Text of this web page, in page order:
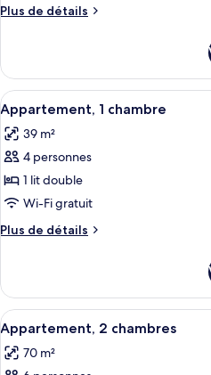
chambre :
Plus de détails
Plus
le
type
de
chambre
Studio
Afficher
toutes
les
photos
pour
ce
type
de
Appartement,
chambre
5
Appartement, 1 chambre
39 m²
4 personnes
1 lit double
Wi-Fi gratuit
Plus de détails
Plus
le
type
de
chambre
Appartement,
Afficher
toutes
les
5
Appartement, 2 chambres
70 m²